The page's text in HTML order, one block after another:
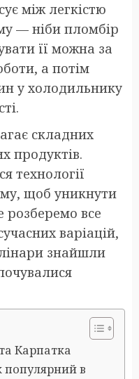
між легкістю
— ніби пломбір
її можна за
а потім
у холодильнику
складних
продуктів.
технології
щоб уникнути
все
варіацій,
знайшли
Карпатка
популярний в